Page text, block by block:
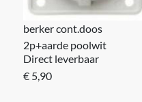
berker cont.doos
2p+aarde poolwit
Direct leverbaar
€ 5,90